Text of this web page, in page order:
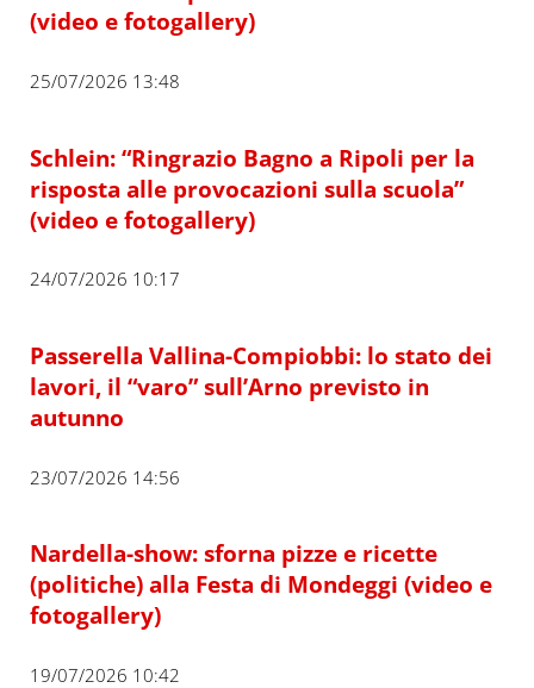
(video e fotogallery)
25/07/2026 13:48
Schlein: “Ringrazio Bagno a Ripoli per la
risposta alle provocazioni sulla scuola”
(video e fotogallery)
24/07/2026 10:17
Passerella Vallina-Compiobbi: lo stato dei
lavori, il “varo” sull’Arno previsto in
autunno
23/07/2026 14:56
Nardella-show: sforna pizze e ricette
(politiche) alla Festa di Mondeggi (video e
fotogallery)
19/07/2026 10:42